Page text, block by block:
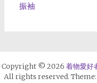
振袖
Copyright © 2026 着物愛好
All rights reserved. Theme: